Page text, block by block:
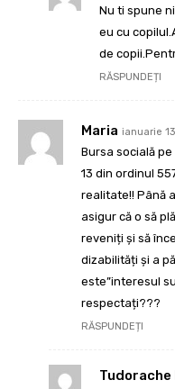
Nu ti spune
eu cu
de
RĂSPUNDEȚI
Maria ianuarie
Bursa socială
13 din ordinul
realitate!! Până
asigur că o să
reveniți și să
dizabilități și a
este”interesul
respectați???
RĂSPUNDEȚI